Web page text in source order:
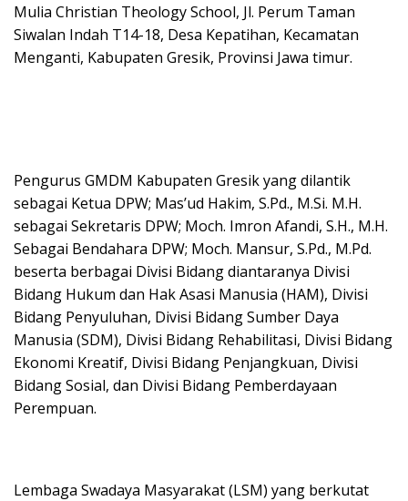
Mulia Christian Theology School, Jl. Perum Taman
Siwalan Indah T14-18, Desa Kepatihan, Kecamatan
Menganti, Kabupaten Gresik, Provinsi Jawa timur.
Pengurus GMDM Kabupaten Gresik yang dilantik
sebagai Ketua DPW; Mas’ud Hakim, S.Pd., M.Si. M.H.
sebagai Sekretaris DPW; Moch. Imron Afandi, S.H., M.H.
Sebagai Bendahara DPW; Moch. Mansur, S.Pd., M.Pd.
beserta berbagai Divisi Bidang diantaranya Divisi
Bidang Hukum dan Hak Asasi Manusia (HAM), Divisi
Bidang Penyuluhan, Divisi Bidang Sumber Daya
Manusia (SDM), Divisi Bidang Rehabilitasi, Divisi Bidang
Ekonomi Kreatif, Divisi Bidang Penjangkuan, Divisi
Bidang Sosial, dan Divisi Bidang Pemberdayaan
Perempuan.
Lembaga Swadaya Masyarakat (LSM) yang berkutat